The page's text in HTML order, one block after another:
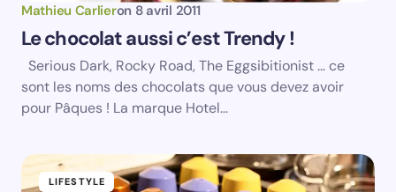
Mathieu Carlieron 8 avril 2011
Le chocolat aussi c’est Trendy !
Serious Dark, Rocky Road, The Eggsibitionist … ce
sont les noms des chocolats que vous devez avoir
pour Pâques ! La marque Hotel…
LIFESTYLE